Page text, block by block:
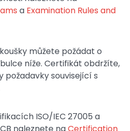
a Examination Rules and
můžete požádat o
níže. Certifikát obdržíte,
související s
ISO/IEC 27005 a